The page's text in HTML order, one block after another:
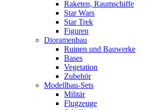
Raketen, Raumschiffe
Star Wars
Star Trek
Figuren
Dioramenbau
Ruinen und Bauwerke
Bases
Vegetation
Zubehör
Modellbau-Sets
Militär
Flugzeuge